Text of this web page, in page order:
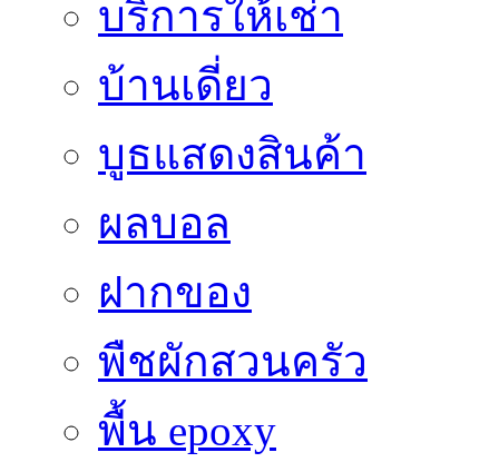
บริการให้เช่า
บ้านเดี่ยว
บูธแสดงสินค้า
ผลบอล
ฝากของ
พืชผักสวนครัว
พื้น epoxy